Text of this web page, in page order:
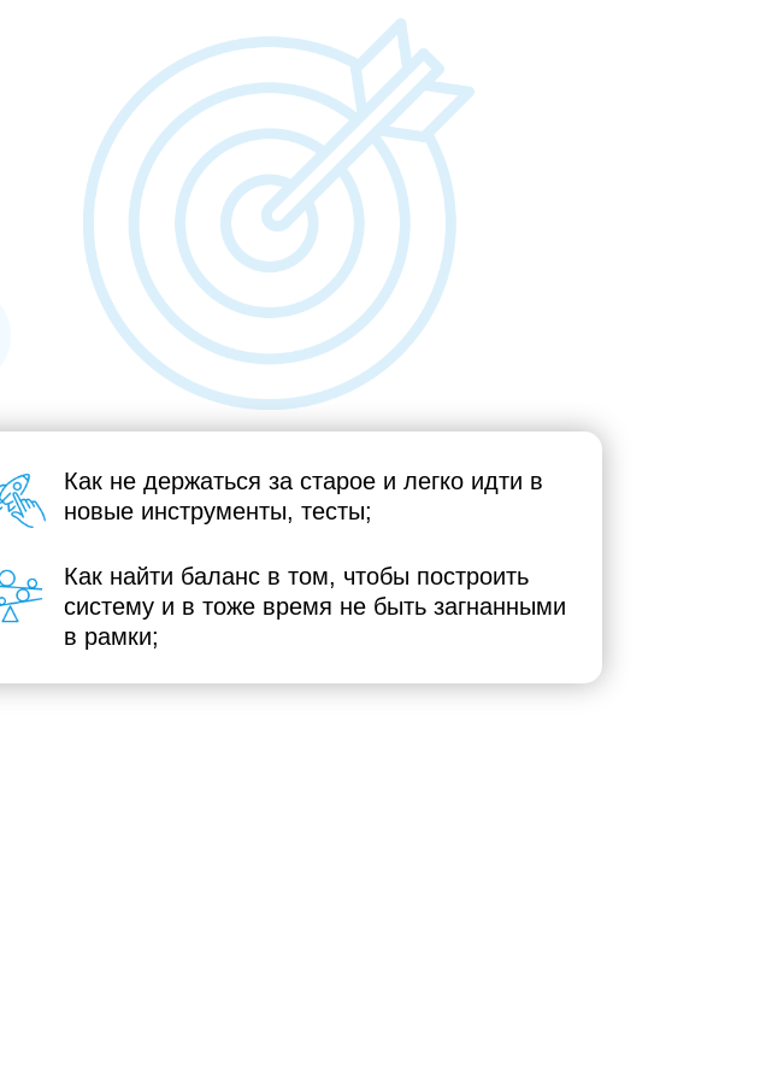
Как не держаться за старое и легко идти в
новые инструменты, тесты;
Как найти баланс в том, чтобы построить
систему и в тоже время не быть загнанными
в рамки;